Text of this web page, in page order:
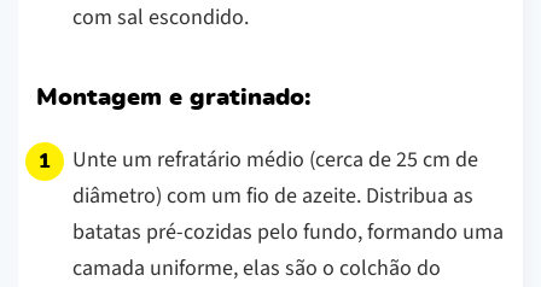
com sal escondido.
Montagem e gratinado:
Unte um refratário médio (cerca de 25 cm de
diâmetro) com um fio de azeite. Distribua as
batatas pré-cozidas pelo fundo, formando uma
camada uniforme, elas são o colchão do